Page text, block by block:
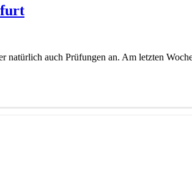
natürlich auch Prüfungen an. Am letzten